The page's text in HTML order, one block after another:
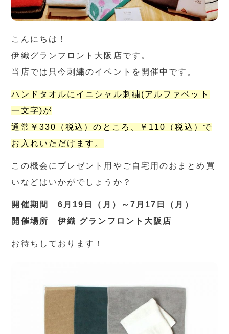
こんにちは！
伊織グランフロント大阪店です。
当店では只今刺繍のイベントを開催中です。
ハンドタオルにイニシャル刺繍(アルファベット
一文字)が
通常￥330（税込）のところ、￥110（税込）で
お入れいただけます。
この機会にプレゼント用やご自宅用のおまとめ買
いなどはいかがでしょうか？
開催期間 6月19日（月）～7月17日（月）
開催場所 伊織 グランフロント大阪店
お待ちしております！